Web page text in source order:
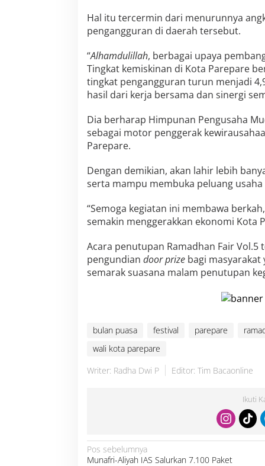
Hal itu tercermin dari menurunnya
pengangguran di daerah tersebut.
“Alhamdulillah, berbagai upaya
Tingkat kemiskinan di Kota Parepare
tingkat pengangguran turun menjadi
hasil dari kerja bersama dan sinergi
Dia berharap Himpunan Pengusaha
sebagai motor penggerak
Parepare.
Dengan demikian, akan lahir lebih
serta mampu membuka peluang
“Semoga kegiatan ini membawa
semakin menggerakkan ekonomi Kota
Acara penutupan Ramadhan Fair
pengundian door prize bagi masyarakat
semarak suasana malam penutupan
bulan puasa festival parepare
wali kota parepare
Writer: Radha Dwi P
Editor: Tim Bacaonline
Ikuti
N
a
v
Pos sebelumnya
Munafri-Aliyah IAS Salurkan 7.100 Paket